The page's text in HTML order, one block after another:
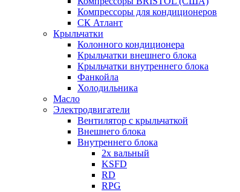
Компрессоры для кондиционеров
СК Атлант
Крыльчатки
Колонного кондиционера
Крыльчатки внешнего блока
Крыльчатки внутреннего блока
Фанкойла
Холодильника
Масло
Электродвигатели
Вентилятор с крыльчаткой
Внешнего блока
Внутреннего блока
2х вальный
KSFD
RD
RPG